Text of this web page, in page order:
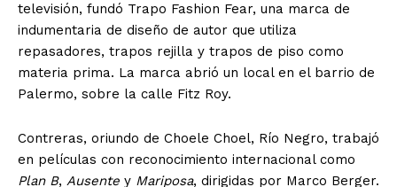
televisión, fundó Trapo Fashion Fear, una marca de
indumentaria de diseño de autor que utiliza
repasadores, trapos rejilla y trapos de piso como
materia prima. La marca abrió un local en el barrio de
Palermo, sobre la calle Fitz Roy.
Contreras, oriundo de Choele Choel, Río Negro, trabajó
en películas con reconocimiento internacional como
Plan B, Ausente y Mariposa, dirigidas por Marco Berger.